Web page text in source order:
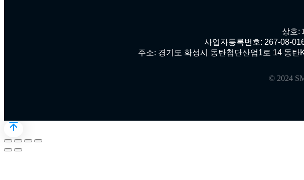
상호:
사업자등록번호: 267-08-
주소: 경기도 화성시 동탄첨단산업1로 14 동
© 2024